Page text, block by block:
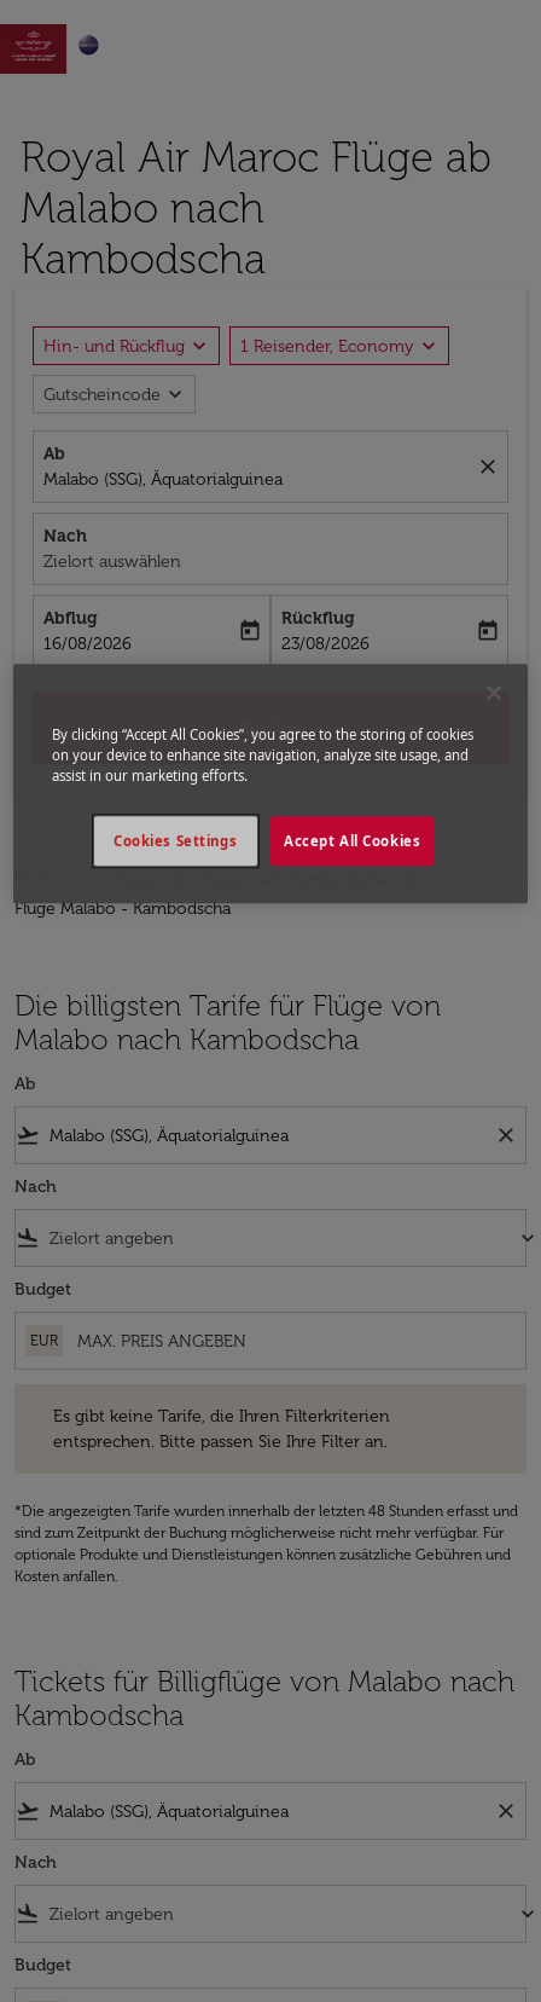

Royal Air Maroc Flüge ab
Malabo nach
Kambodscha
Hin- und Rückflug expand_more 1 Reisender, Economy expand_more
Gutscheincode expand_more
Ab
Malabo (SSG), Äquatorialguinea
close
Nach
Zielort auswählen
Abflug
fc-booking-departure-date-aria-label
16/08/2026
today
Rückflug
fc-booking-return-date-aria-label
23/08/2026
today
Suchen
Flüge Malabo - Kambodscha
Die billigsten Tarife für Flüge von
Malabo nach Kambodscha
Ab
flight_takeoff close
Nach
flight_land keyboard_arrow_down
Budget
EUR
Es gibt keine Tarife, die Ihren Filterkriterien
entsprechen. Bitte passen Sie Ihre Filter an.
*Die angezeigten Tarife wurden innerhalb der letzten 48 Stunden erfasst und
sind zum Zeitpunkt der Buchung möglicherweise nicht mehr verfügbar. Für
optionale Produkte und Dienstleistungen können zusätzliche Gebühren und
Kosten anfallen.
Tickets für Billigflüge von Malabo nach
Kambodscha
Ab
flight_takeoff close
Nach
flight_land keyboard_arrow_down
Budget
By clicking “Accept All Cookies”, you agree to the storing of cookies
on your device to enhance site navigation, analyze site usage, and
assist in our marketing efforts.
Accept All Cookies
Cookies Settings